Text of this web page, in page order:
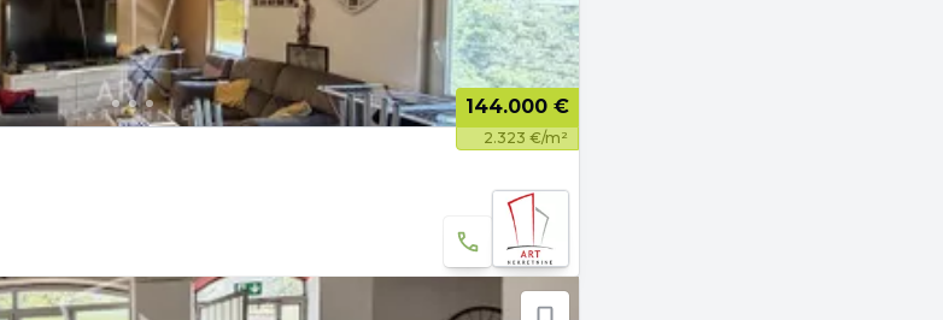
144.000 €
2.323 €/m²